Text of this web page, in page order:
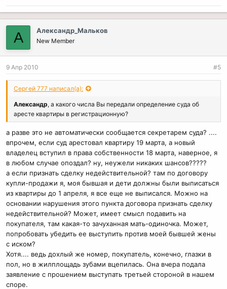
А Александр_Мальков
New Member
9 Апр 2010 #5
Сергей 777 написал(а):
Александр, а какого числа Вы передали определение суда об
аресте квартиры в регистрационную?
а разве это не автоматически сообщается секретарем суда? ....
впрочем, если суд арестовал квартиру 19 марта, а новый
владелец вступил в права собственности 18 марта, наверное, я
в любом случае опоздал? ну, неужели никаких шансов?????
а если признать сделку недействительной? там по договору
купли-продажи я, моя бывшая и дети должны были выписаться
из квартиры до 1 апреля, я все еще не выписался. Можно на
основании нарушения этого пункта договора признать сделку
недействительной? Может, имеет смысл подавить на
покупателя, там какая-то зачуханная мать-одиночка. Может,
попробовать убедить ее выступить против моей бывшей жены
с иском?
Хотя.... ведь дохлый же номер, покупатель, конечно, глазки в
пол, но в жилплощадь зубами вцепилась. Она вчера подала
заявление с прошением выступать третьей стороной в нашем
споре.